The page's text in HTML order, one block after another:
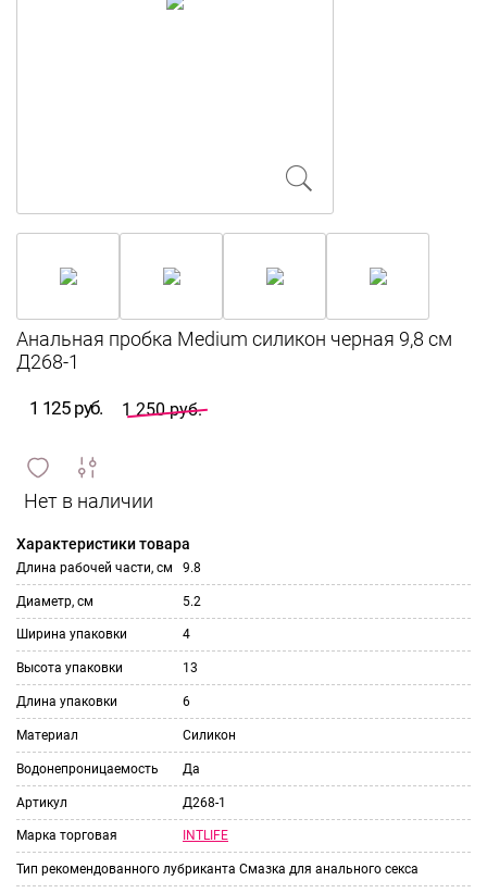
1 125 руб. 1 250 руб.
и
сравнить
ИЗБРАННОЕ
Характеристики товара
Длина рабочей части, см 9.8
Диаметр, см 5.2
Ширина упаковки 4
Высота упаковки 13
Длина упаковки 6
Материал Силикон
Водонепроницаемость Да
Артикул Д268-1
Марка торговая INTLIFE
Тип рекомендованного лубриканта Смазка для анального секса